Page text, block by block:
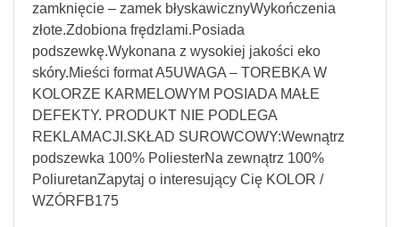
zamknięcie – zamek błyskawicznyWykończenia
złote.Zdobiona frędzlami.Posiada
podszewkę.Wykonana z wysokiej jakości eko
skóry.Mieści format A5UWAGA – TOREBKA W
KOLORZE KARMELOWYM POSIADA MAŁE
DEFEKTY. PRODUKT NIE PODLEGA
REKLAMACJI.SKŁAD SUROWCOWY:Wewnątrz
podszewka 100% PoliesterNa zewnątrz 100%
PoliuretanZapytaj o interesujący Cię KOLOR /
WZÓRFB175